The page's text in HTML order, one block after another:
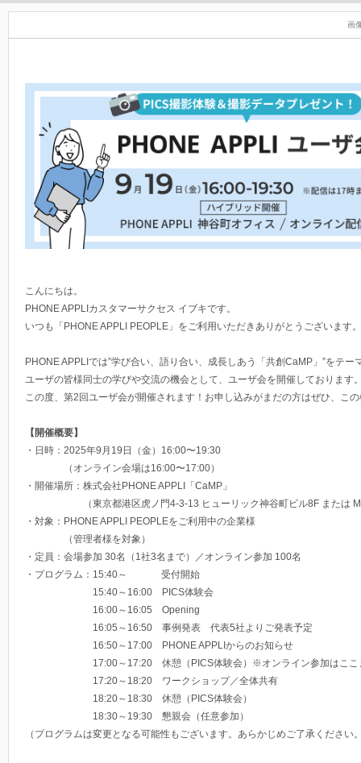
画
こんにちは。
PHONE APPLIカスタマーサクセス イブキです。
いつも「PHONE APPLI PEOPLE」をご利用いただきありがとうございます。
PHONE APPLIでは”学び合い、語り合い、成長しあう
「共創CaMP」”をテー
ユーザの皆様同士の学びや交流の機会として、ユーザ会を開催しております
この度、第2回ユーザ会が開催されます！お申し込みがまだの方はぜひ、こ
【開催概要】
・日時：2025年9月19日（金）16:00〜19:30
（オンライン会場は16:00〜17:00）
・開催場所：株式会社PHONE APPLI「CaMP」
（東京都港区虎ノ門4-3-13 ヒューリック神谷町ビル8F または
・対象：PHONE APPLI PEOPLEをご利用中の企業様
（管理者様を対象）
・定員：会場参加 30名（1社3名まで）／オンライン参加 100名
・プログラム：15:40～ 受付開始
15:40～16:00 PICS体験会
16:00～16:05 Opening
16:05～16:50 事例発表 代表5社よりご発表予定
16:50～17:00 PHONE APPLIからのお知らせ
17:00～17:20 休憩（PICS体験会）※オンライン参加はここ
17:20～18:20 ワークショップ／全体共有
18:20～18:30 休憩（PICS体験会）
18:30～19:30 懇親会（任意参加）
（プログラムは変更となる可能性もございます。あらかじめご了承ください